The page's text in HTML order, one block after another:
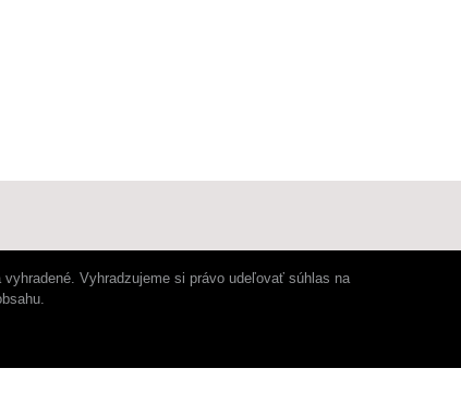
Vyhradzujeme si právo udeľovať súhlas na